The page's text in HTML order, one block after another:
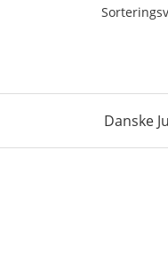
Danske